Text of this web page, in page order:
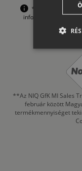
*A garanciális
információt a
**Az NIQ GfK MI Sales
február között
termékmennyiséget